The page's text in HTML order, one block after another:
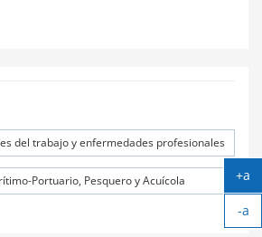
del trabajo y enfermedades profesionales
Portuario, Pesquero y Acuícola
+a
-a